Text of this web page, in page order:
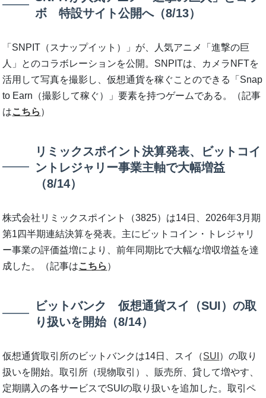
ボ 特設サイト公開へ（8/13）
「SNPIT（スナップイット）」が、人気アニメ「進撃の巨
人」とのコラボレーションを公開。SNPITは、カメラNFTを
活用して写真を撮影し、仮想通貨を稼ぐことのできる「Snap
to Earn（撮影して稼ぐ）」要素を持つゲームである。（記事
はこちら ）
リミックスポイント決算発表、ビットコイ
ントレジャリー事業主軸で大幅増益
（8/14）
株式会社リミックスポイント（3825）は14日、2026年3月期
第1四半期連結決算を発表。主にビットコイン・トレジャリ
ー事業の評価益増により、前年同期比で大幅な増収増益を達
成した。（記事はこちら ）
ビットバンク 仮想通貨スイ（SUI）の取
り扱いを開始（8/14）
仮想通貨取引所のビットバンクは14日、スイ（SUI ）の取り
扱いを開始。取引所（現物取引）、販売所、貸して増やす、
定期購入の各サービスでSUIの取り扱いを追加した。取引ペ